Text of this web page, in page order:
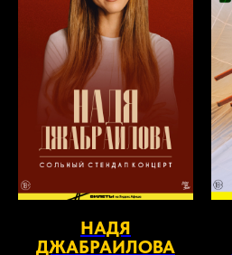
НАДЯ
ДЖАБРАИЛОВА